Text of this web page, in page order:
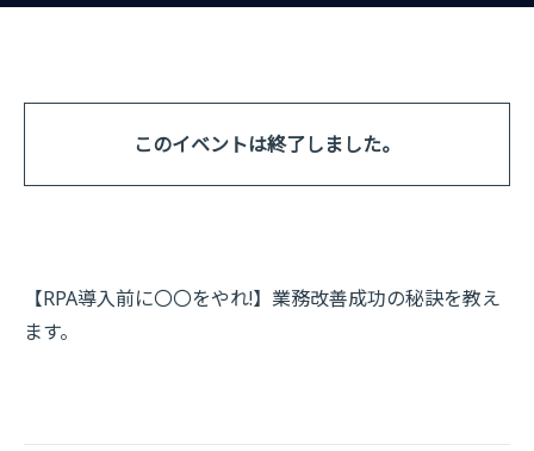
このイベントは終了しました。
【RPA導入前に〇〇をやれ!】業務改善成功の秘訣を教え
ます。